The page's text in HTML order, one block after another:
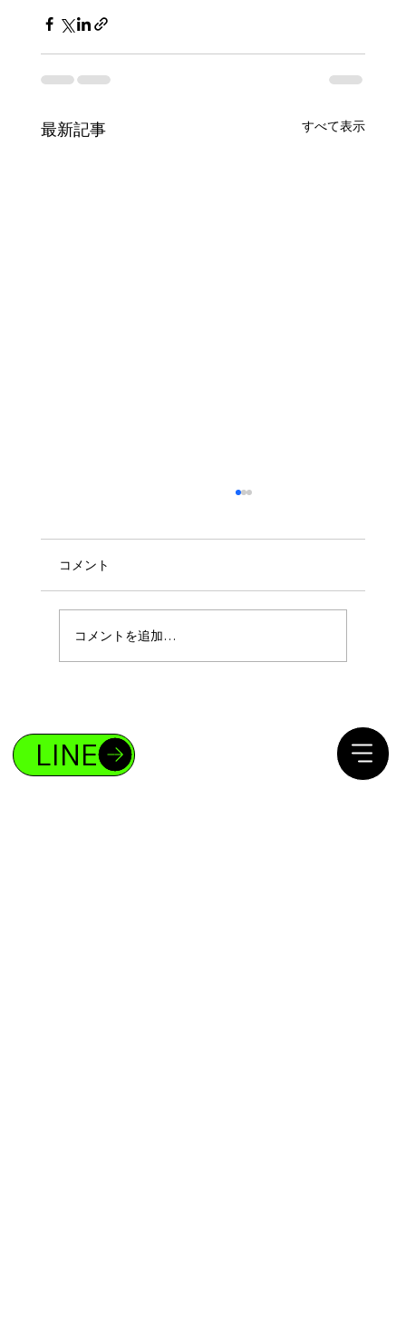
最新記事 すべて表示
コメント
コメントを追加…
LINE